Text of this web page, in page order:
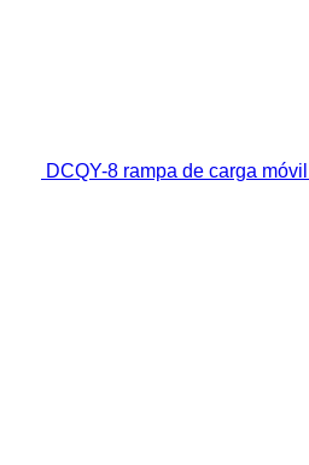
DCQY-8 rampa de carga